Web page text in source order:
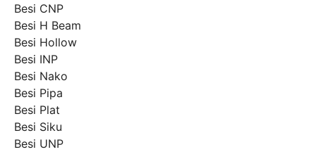
Besi CNP
Besi H Beam
Besi Hollow
Besi INP
Besi Nako
Besi Pipa
Besi Plat
Besi Siku
Besi UNP